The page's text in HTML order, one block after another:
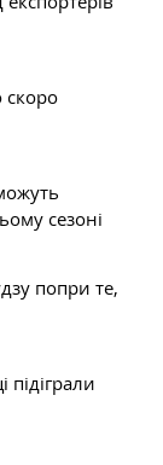
скоро
сезоні
попри те,